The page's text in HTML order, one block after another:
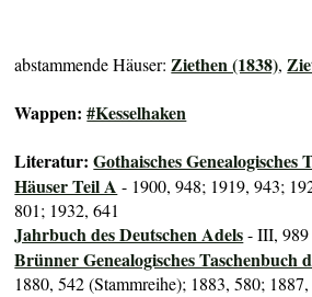
abstammende Häuser: Ziethen (1838),
Wappen:#Kesselhaken
Literatur:Gothaisches
Häuser Teil A - 1900, 948; 1919, 943;
801; 1932, 641
Jahrbuch des Deutschen Adels- III, 989
Brünner Genealogisches Taschenbuch
1880, 542 (Stammreihe); 1883, 580;